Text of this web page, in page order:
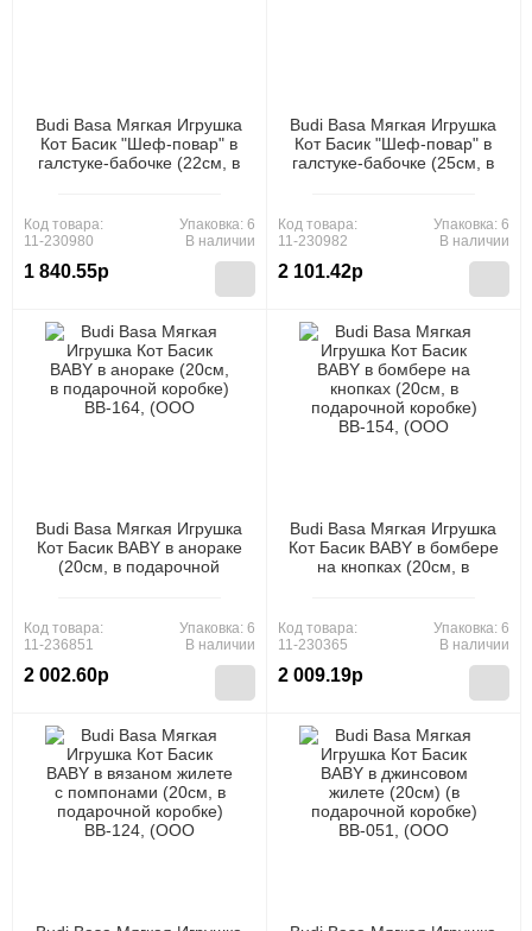
Budi Basa Мягкая Игрушка
Кот Басик "Шеф-повар" в
галстуке-бабочке (22см, в
Код товара:
11-230980
1 840.55р
Упаковка: 6
В наличии
Budi Basa Мягкая Игрушка
Кот Басик "Шеф-повар" в
галстуке-бабочке (25см, в
Код товара:
11-230982
2 101.42р
Упаковка: 6
В наличии
Budi Basa Мягкая Игрушка
Кот Басик BABY в анораке
(20см, в подарочной
Код товара:
11-236851
2 002.60р
Упаковка: 6
В наличии
Budi Basa Мягкая Игрушка
Кот Басик BABY в бомбере
на кнопках (20см, в
Код товара:
11-230365
2 009.19р
Упаковка: 6
В наличии